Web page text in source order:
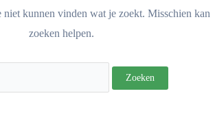
kunnen vinden wat je zoekt. Misschien kan
zoeken helpen.